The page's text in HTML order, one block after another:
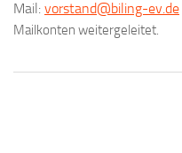
Mail: vorstand@biling-ev.de
Mailkonten weitergeleitet.